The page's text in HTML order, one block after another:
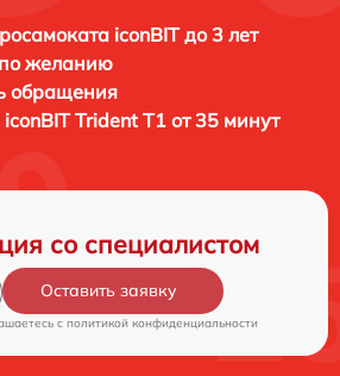
iconBIT до 3 лет
желанию
обращения
iconBIT Trident T1 от 35 минут
со специалистом
Оставить заявку
c политикой конфиденциальности